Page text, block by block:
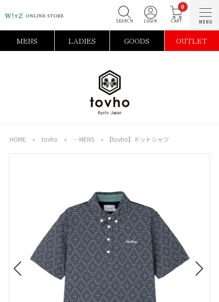
0
MENS LADIES GOODS OUTLET
HOME » tovho » ―MENS » 【tovho】ドットシャツ